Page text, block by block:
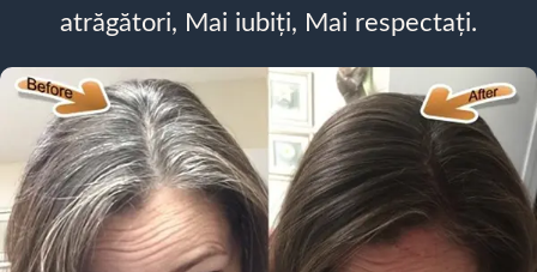
atrăgători, Mai iubiți, Mai respectați.